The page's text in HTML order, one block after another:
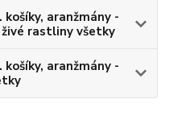
košíky, aranžmány -
rastliny všetky
košíky, aranžmány -